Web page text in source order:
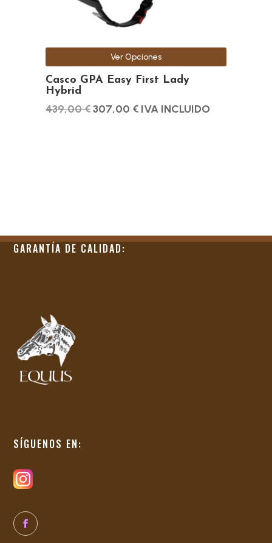
Casco GPA Easy First Lady
Hybrid
439,00€El
307,00 €ElIVA INCLUIDO
Ver Opciones
la
de
producto
GARANTÍA DE CALIDAD:
SÍGUENOS EN: